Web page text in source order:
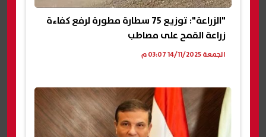
"الزراعة": توزيع 75 سطارة مطورة لرفع كفاءة
زراعة القمح على مصاطب
الجمعة 14/11/2025 03:07 م